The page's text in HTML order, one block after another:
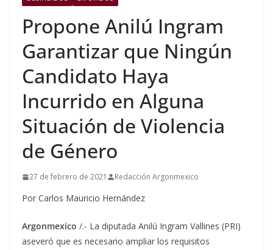
Propone Anilú Ingram
Garantizar que Ningún
Candidato Haya
Incurrido en Alguna
Situación de Violencia
de Género
27 de febrero de 2021 Redacción Argonmexico
Por Carlos Mauricio Hernández
Argonmexico /.- La diputada Anilú Ingram Vallines (PRI)
aseveró que es necesario ampliar los requisitos